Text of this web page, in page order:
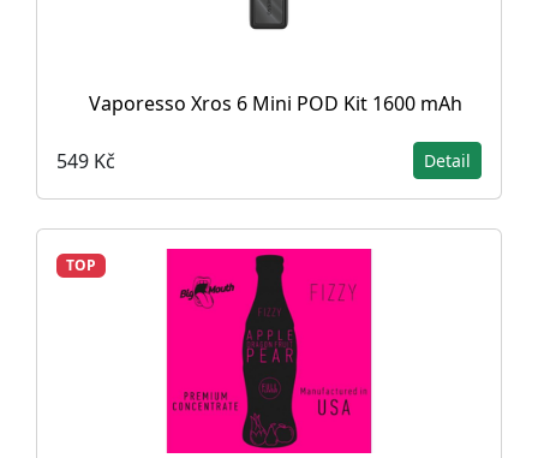
Vaporesso Xros 6 Mini POD Kit 1600 mAh
549 Kč Detail
TOP